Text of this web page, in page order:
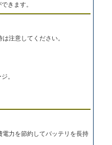
きます。
注意してください。
。
力を節約してバッテリを長持